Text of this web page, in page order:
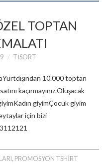
TOPTAN
TISORT
10.000 toptan
kaçırmayınız.Oluşacak
giyimÇocuk giyim
için bizi
, PROMOSYON TSHIRT